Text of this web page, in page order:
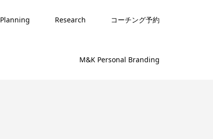
Planning Research コーチング予約
M&K Personal Branding